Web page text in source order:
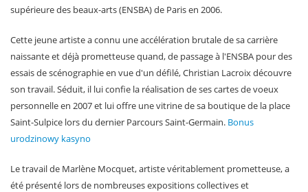
supérieure des beaux-arts (ENSBA) de Paris en 2006.
Cette jeune artiste a connu une accélération brutale de sa carrière
naissante et déjà prometteuse quand, de passage à l'ENSBA pour des
essais de scénographie en vue d'un défilé, Christian Lacroix découvre
son travail. Séduit, il lui confie la réalisation de ses cartes de voeux
personnelle en 2007 et lui offre une vitrine de sa boutique de la place
Saint-Sulpice lors du dernier Parcours Saint-Germain. Bonus
urodzinowy kasyno
Le travail de Marlène Mocquet, artiste véritablement prometteuse, a
été présenté lors de nombreuses expositions collectives et